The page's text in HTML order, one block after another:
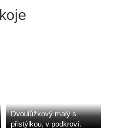
Dvoulůžkový malý s
přistýlkou, v podkroví.